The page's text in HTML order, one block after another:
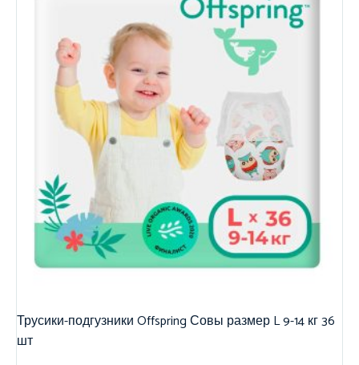
Трусики-подгузники Offspring Совы размер L 9-14 кг 36
шт